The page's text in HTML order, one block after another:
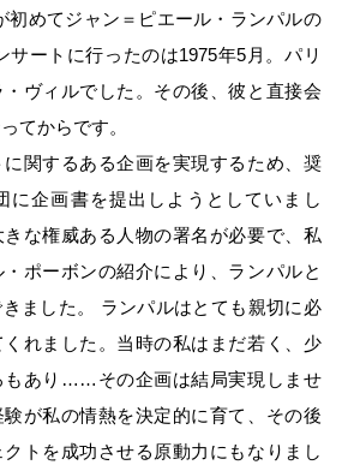
初めてジャン＝ピエール・ランパルの
サートに行ったのは1975年5月。パリ
ヴィルでした。その後、彼と直接会
てからです。
関するある企画を実現するため、奨
に企画書を提出しようとしていまし
な権威ある人物の署名が必要で、私
ポーボンの紹介により、ランパルと
ました。 ランパルはとても親切に必
れました。当時の私はまだ若く、少
もあり……その企画は結局実現しませ
が私の情熱を決定的に育て、その後
トを成功させる原動力にもなりまし